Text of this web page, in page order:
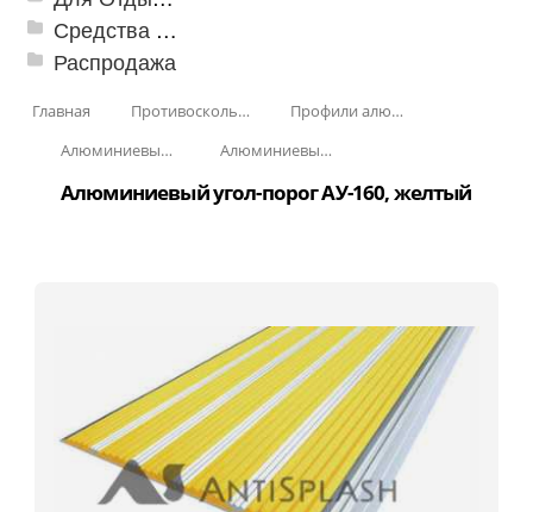
Средства от насекомых и садовых вредителей
Распродажа
Главная Противоскользящая защита для лестниц, профили, ленты
Профили алюминиевые с резиновой вставкой
Алюминиевый угол-порог с резиновой вставкой
Алюминиевый угол-порог с пятью резиновыми вставками АУ-160
Алюминиевый угол-порог АУ-160, желтый